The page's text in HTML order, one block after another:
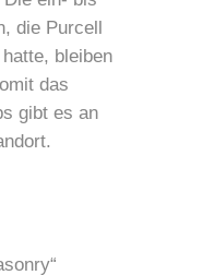
die Purcell
bleiben
das
gibt es an